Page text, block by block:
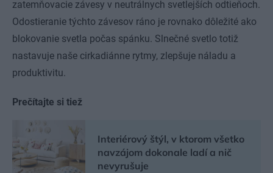
zatemňovacie závesy v neutrálnych svetlejších odtieňoch.
Odostieranie týchto závesov ráno je rovnako dôležité ako
blokovanie svetla počas spánku. Slnečné svetlo totiž
nastavuje naše cirkadiánne rytmy, zlepšuje náladu a
produktivitu.
Prečítajte si tiež
Interiérový štýl, v ktorom všetko
navzájom dokonale ladí a nič
nevyrušuje